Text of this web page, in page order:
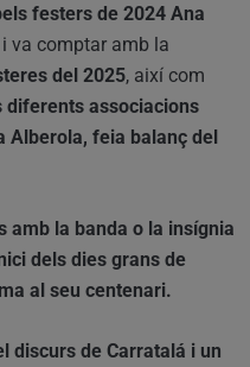
festers de 2024 Ana
i va comptar amb la
del 2025, així com
associacions
Alberola, feia balanç del
amb la banda o la insígnia
dels dies grans de
al seu centenari.
discurs de Carratalá i un